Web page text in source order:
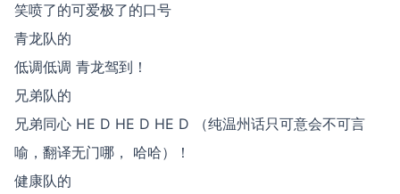
笑喷了的可爱极了的口号
青龙队的
低调低调 青龙驾到！
兄弟队的
兄弟同心 HE D HE D HE D （纯温州话只可意会不可言
喻，翻译无门哪， 哈哈）！
健康队的